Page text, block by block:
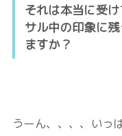
それは本当に受
サル中の印象に
ますか？
うーん、、、、いっ